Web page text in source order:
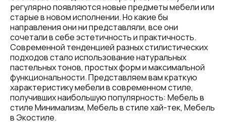
регулярно появляются новые предметы мебели или
старые в новом исполнении. Но какие бы
направления они ни представляли, все они
сочетали в себе эстетичность и практичность.
Современной тенденцией разных стилистических
подходов стало использование натуральных
пастельных тонов, простых форм и максимальной
функциональности. Представляем вам краткую
характеристику мебели в современном стиле,
получивших наибольшую популярность: Мебель в
стиле Минимализм, Мебель в стиле хай-тек, Мебель
в Экостиле.